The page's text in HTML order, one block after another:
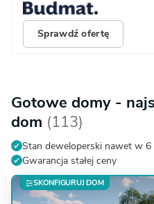
Sprawdź ofertę
Gotowe domy -
dom (113)
Stan deweloperski nawet w 6
Gwarancja stałej ceny
SKONFIGURUJ DOM